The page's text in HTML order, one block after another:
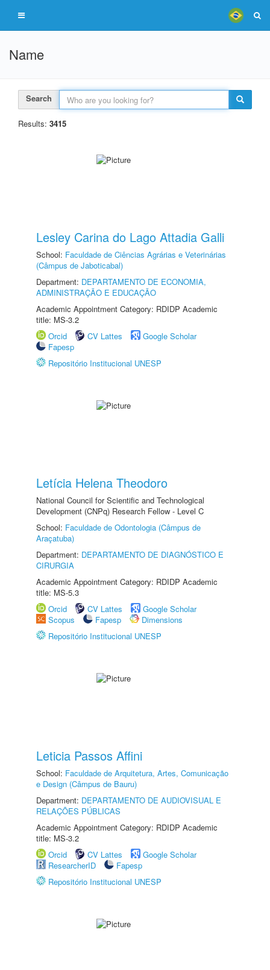
Name
Search
Results: 3415
Lesley Carina do Lago Attadia Galli
School: Faculdade de Ciências Agrárias e Veterinárias
(Câmpus de Jaboticabal)
Department: DEPARTAMENTO DE ECONOMIA,
ADMINISTRAÇÃO E EDUCAÇÃO
Academic Appointment Category: RDIDP Academic
title: MS-3.2
Orcid
CV Lattes
Google Scholar
Fapesp
Repositório Institucional UNESP
Letícia Helena Theodoro
National Council for Scientific and Technological
Development (CNPq) Research Fellow - Level C
School: Faculdade de Odontologia (Câmpus de
Araçatuba)
Department: DEPARTAMENTO DE DIAGNÓSTICO E
CIRURGIA
Academic Appointment Category: RDIDP Academic
title: MS-5.3
Orcid
CV Lattes
Google Scholar
Scopus
Fapesp
Dimensions
Repositório Institucional UNESP
Leticia Passos Affini
School: Faculdade de Arquitetura, Artes, Comunicação
e Design (Câmpus de Bauru)
Department: DEPARTAMENTO DE AUDIOVISUAL E
RELAÇÕES PÚBLICAS
Academic Appointment Category: RDIDP Academic
title: MS-3.2
Orcid
CV Lattes
Google Scholar
ResearcherID
Fapesp
Repositório Institucional UNESP